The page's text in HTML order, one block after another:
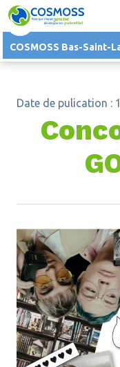
COSMOSS Bas-Saint-
Date de pulication :